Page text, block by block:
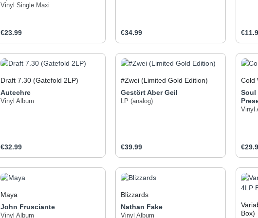
Vinyl Single Maxi
Regular price:
€23.99
Product Quantity: Enter the desired amount or
Regular price:
€34.99
Product Quantity: Enter
Draft 7.30 (Gatefold 2LP)
Autechre
Vinyl Album
Regular price:
€32.99
Product Quantity: Enter the desired amount or
#Zwei (Limited Gold Edition)
Gestört Aber Geil
LP (analog)
Regular price:
€39.99
Product Quantity: Enter
Cold
Soul
Vinyl
Maya
John Frusciante veröffentlicht
das erste elektronische
John Frusciante
Vinyl Album
Blizzards
Nathan Fake
Vinyl Album
Box)